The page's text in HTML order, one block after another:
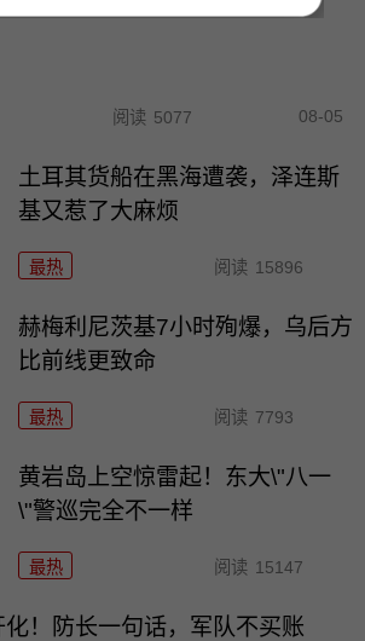
阅读 5077 08-05
土耳其货船在黑海遭袭，泽连斯
基又惹了大麻烦
最热 阅读 15896
赫梅利尼茨基7小时殉爆，乌后方
比前线更致命
最热 阅读 7793
黄岩岛上空惊雷起！东大\"八一
\"警巡完全不一样
最热 阅读 15147
！防长一句话，军队不买账